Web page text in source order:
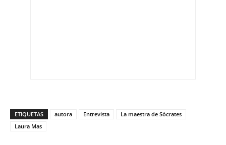
ETIQUETAS autora Entrevista
La maestra de Sócrates
Laura Mas